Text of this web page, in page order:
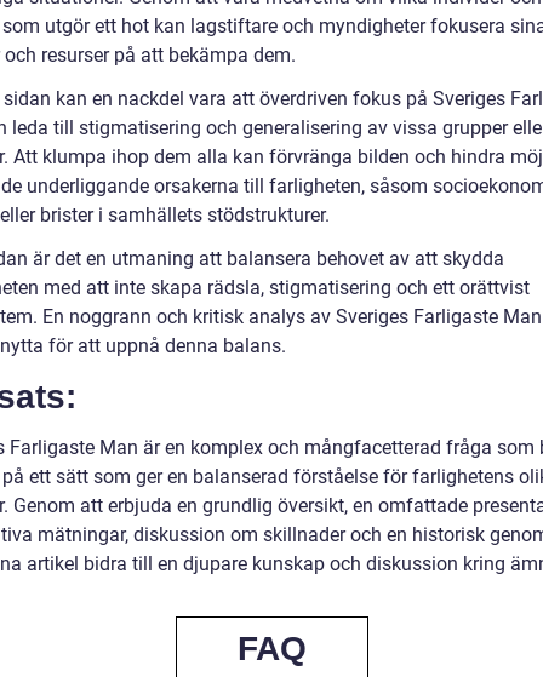
utgör ett hot kan lagstiftare och myndigheter fokusera
resurser på att bekämpa dem.
kan en nackdel vara att överdriven fokus på Sveriges
leda till stigmatisering och generalisering av vissa grupper
Att klumpa ihop dem alla kan förvränga bilden och hindra
underliggande orsakerna till farligheten, såsom
brister i samhällets stödstrukturer.
är det en utmaning att balansera behovet av att skydda
med att inte skapa rädsla, stigmatisering och ett orättvist
En noggrann och kritisk analys av Sveriges Farligaste
för att uppnå denna balans.
Farligaste Man är en komplex och mångfacetterad fråga som
ett sätt som ger en balanserad förståelse för farlighetens
Genom att erbjuda en grundlig översikt, en omfattade
mätningar, diskussion om skillnader och en historisk
artikel bidra till en djupare kunskap och diskussion kring
FAQ